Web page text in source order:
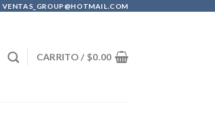
VENTAS_GROUP@HOTMAIL.COM
CARRITO / $0.00